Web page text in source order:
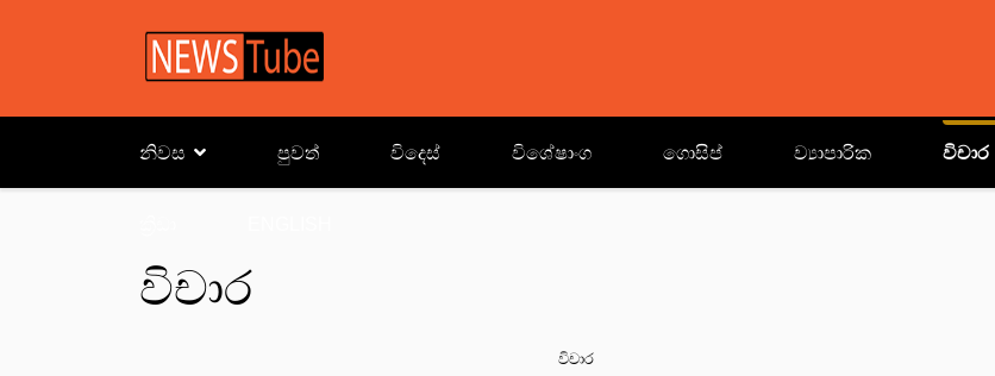
නිවස පුවත් විදෙස් විශේෂාංග ගොසිප් ව්‍යාපාරික විචාර
විචාර
විචාර